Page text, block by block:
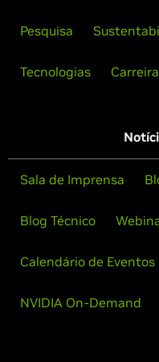
Pesquisa
Tecnologias
Sala de Imprensa
Blog Técnico
Calendário de Eventos
NVIDIA On-Demand